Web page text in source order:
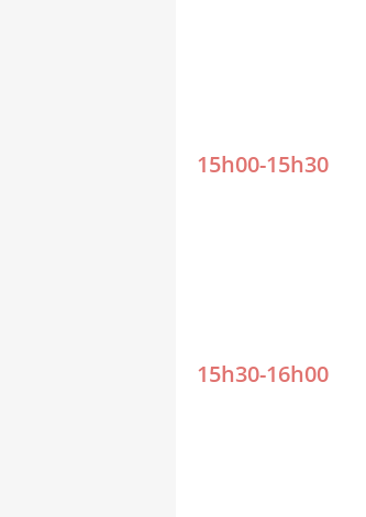
15h00-15h30
15h30-16h00